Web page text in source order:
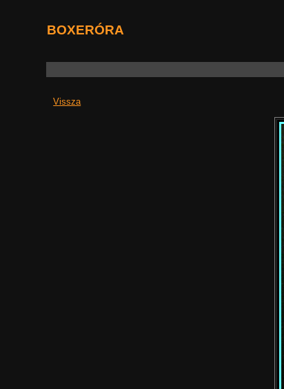
BOXERÓRA
Vissza